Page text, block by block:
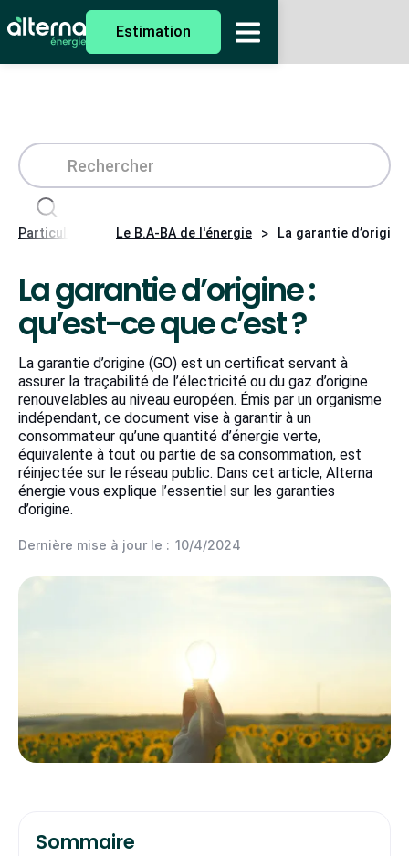
Estimation
Particuliers Le B.A-BA de l'énergie > La garantie d’origine
La garantie d’origine :
qu’est-ce que c’est ?
La garantie d’origine (GO) est un certificat servant à
assurer la traçabilité de l’électricité ou du gaz d’origine
renouvelables au niveau européen. Émis par un organisme
indépendant, ce document vise à garantir à un
consommateur qu’une quantité d’énergie verte,
équivalente à tout ou partie de sa consommation, est
réinjectée sur le réseau public. Dans cet article, Alterna
énergie vous explique l’essentiel sur les garanties
d’origine.
Dernière mise à jour le : 10/4/2024
Sommaire